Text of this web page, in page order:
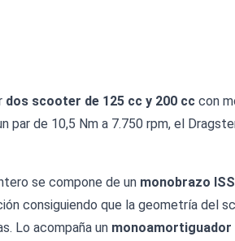
dos scooter de 125 cc y 200 cc con
par de 10,5 Nm a 7.750 rpm, el
se compone de un monobrazo ISS
consiguiendo que la geometría del
Lo acompaña un